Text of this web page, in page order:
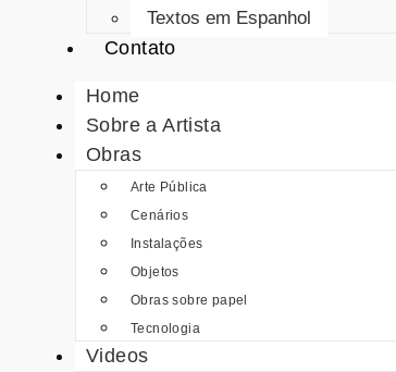
Textos em Espanhol
Contato
Home
Sobre a Artista
Obras
Arte Pública
Cenários
Instalações
Objetos
Obras sobre papel
Tecnologia
Videos